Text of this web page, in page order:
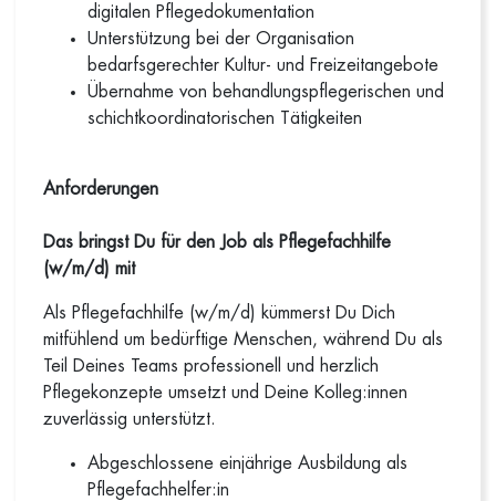
digitalen Pflegedokumentation
Unterstützung bei der Organisation
bedarfsgerechter Kultur- und Freizeitangebote
Übernahme von behandlungspflegerischen und
schichtkoordinatorischen Tätigkeiten
Anforderungen
Das bringst Du für den Job als Pflegefachhilfe
(w/m/d) mit
Als Pflegefachhilfe (w/m/d) kümmerst Du Dich
mitfühlend um bedürftige Menschen, während Du als
Teil Deines Teams professionell und herzlich
Pflegekonzepte umsetzt und Deine Kolleg:innen
zuverlässig unterstützt.
Abgeschlossene einjährige Ausbildung als
Pflegefachhelfer:in